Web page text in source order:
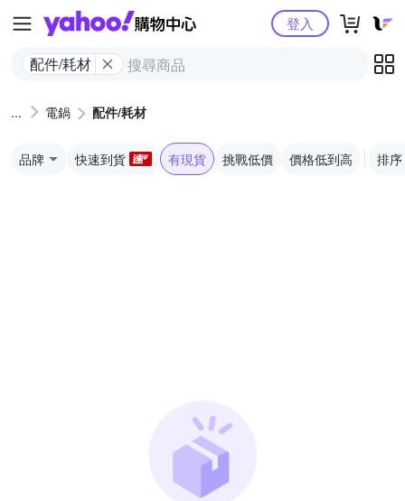
Yahoo購物中心
配件/耗材
登入
電鍋 配件/耗材
品牌 快速到貨 有現貨 挑戰低價 價格低到高 排序